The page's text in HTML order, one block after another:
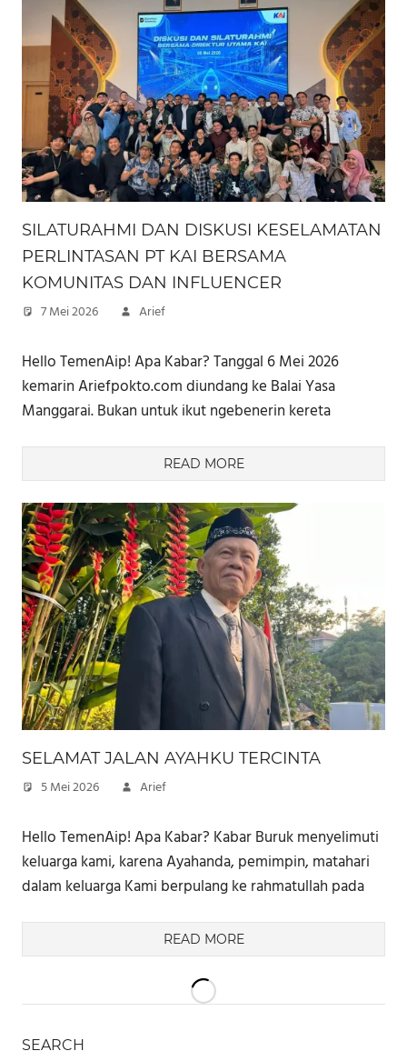
SILATURAHMI DAN DISKUSI KESELAMATAN
PERLINTASAN PT KAI BERSAMA
KOMUNITAS DAN INFLUENCER
7 Mei 2026 Arief
Hello TemenAip! Apa Kabar? Tanggal 6 Mei 2026
kemarin Ariefpokto.com diundang ke Balai Yasa
Manggarai. Bukan untuk ikut ngebenerin kereta
READ MORE
SELAMAT JALAN AYAHKU TERCINTA
5 Mei 2026 Arief
Hello TemenAip! Apa Kabar? Kabar Buruk menyelimuti
keluarga kami, karena Ayahanda, pemimpin, matahari
dalam keluarga Kami berpulang ke rahmatullah pada
READ MORE
SEARCH